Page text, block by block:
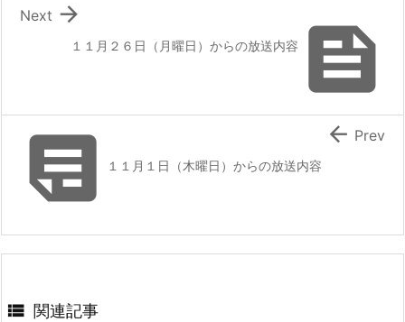

１１月２６日（月曜日）からの放送内容

Next
 １１月１日（木曜日）からの放送内容
 Prev
 関連記事